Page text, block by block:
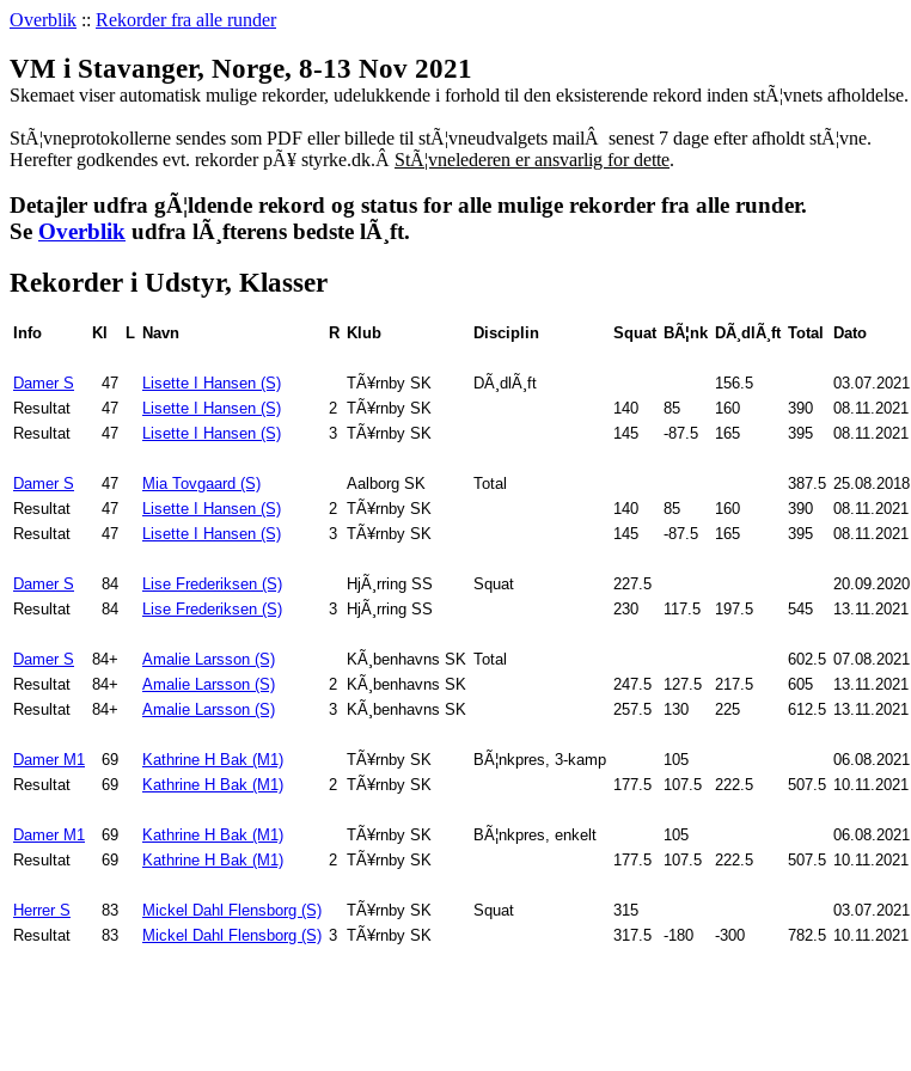
Overblik :: Rekorder fra alle runder
VM i Stavanger, Norge, 8-13 Nov 2021
Skemaet viser automatisk mulige rekorder, udelukkende i forhold til den eksisterende rekord inden stÃ¦vnets afholdelse.
StÃ¦vneprotokollerne sendes som PDF eller billede til stÃ¦vneudvalgets mailÂ senest 7 dage efter afholdt stÃ¦vne.
Herefter godkendes evt. rekorder pÃ¥ styrke.dk.Â StÃ¦vnelederen er ansvarlig for dette.
Detajler udfra gÃ¦ldende rekord og status for alle mulige rekorder fra alle runder.
Se Overblik udfra lÃ¸fterens bedste lÃ¸ft.
Rekorder i Udstyr, Klasser
Info Kl L Navn R Klub Disciplin Squat BÃ¦nk DÃ¸dlÃ¸ft Total Dato
Damer S 47 Lisette I Hansen (S) TÃ¥rnby SK DÃ¸dlÃ¸ft 156.5 03.07.2021
Resultat
47 Lisette I Hansen (S) 2 TÃ¥rnby SK 140 85 160 390 08.11.2021
Resultat
47 Lisette I Hansen (S) 3 TÃ¥rnby SK 145 -87.5 165 395 08.11.2021
Damer S 47 Mia Tovgaard (S) Aalborg SK Total 387.5 25.08.2018
Resultat
47 Lisette I Hansen (S) 2 TÃ¥rnby SK 140 85 160 390 08.11.2021
Resultat
47 Lisette I Hansen (S) 3 TÃ¥rnby SK 145 -87.5 165 395 08.11.2021
Damer S 84 Lise Frederiksen (S) HjÃ¸rring SS Squat 227.5 20.09.2020
Resultat
84 Lise Frederiksen (S) 3 HjÃ¸rring SS 230 117.5 197.5 545 13.11.2021
Damer S 84+ Amalie Larsson (S) KÃ¸benhavns SK Total 602.5 07.08.2021
Resultat
84+ Amalie Larsson (S) 2 KÃ¸benhavns SK 247.5 127.5 217.5 605 13.11.2021
Resultat
84+ Amalie Larsson (S) 3 KÃ¸benhavns SK 257.5 130 225 612.5 13.11.2021
Damer M1 69 Kathrine H Bak (M1) TÃ¥rnby SK BÃ¦nkpres, 3-kamp 105 06.08.2021
Resultat
69 Kathrine H Bak (M1) 2 TÃ¥rnby SK 177.5 107.5 222.5 507.5 10.11.2021
Damer M1 69 Kathrine H Bak (M1) TÃ¥rnby SK BÃ¦nkpres, enkelt 105 06.08.2021
Resultat
69 Kathrine H Bak (M1) 2 TÃ¥rnby SK 177.5 107.5 222.5 507.5 10.11.2021
Herrer S 83 Mickel Dahl Flensborg (S) TÃ¥rnby SK Squat 315 03.07.2021
Resultat
83 Mickel Dahl Flensborg (S) 3 TÃ¥rnby SK 317.5 -180 -300 782.5 10.11.2021